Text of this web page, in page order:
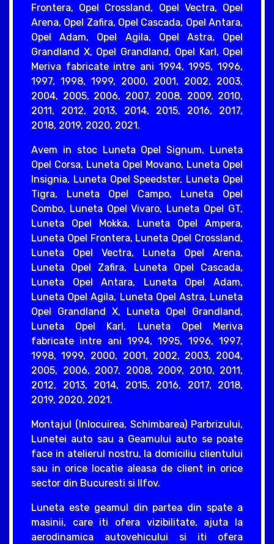
Frontera, Opel Crossland, Opel Vectra, Opel
Arena, Opel Zafira, Opel Cascada, Opel Antara,
Opel Adam, Opel Agila, Opel Astra, Opel
Grandland X, Opel Grandland, Opel Karl, Opel
Meriva fabricate intre ani 1994, 1995, 1996,
1997, 1998, 1999, 2000, 2001, 2002, 2003,
2004, 2005, 2006, 2007, 2008, 2009, 2010,
2011, 2012, 2013, 2014, 2015, 2016, 2017,
2018, 2019, 2020, 2021.
Avem in stoc Luneta Opel Signum, Luneta
Opel Corsa, Luneta Opel Movano, Luneta Opel
Insignia, Luneta Opel Speedster, Luneta Opel
Tigra, Luneta Opel Campo, Luneta Opel
Combo, Luneta Opel Vivaro, Luneta Opel GT,
Luneta Opel Mokka, Luneta Opel Ampera,
Luneta Opel Frontera, Luneta Opel Crossland,
Luneta Opel Vectra, Luneta Opel Arena,
Luneta Opel Zafira, Luneta Opel Cascada,
Luneta Opel Antara, Luneta Opel Adam,
Luneta Opel Agila, Luneta Opel Astra, Luneta
Opel Grandland X, Luneta Opel Grandland,
Luneta Opel Karl, Luneta Opel Meriva
fabricate intre ani 1994, 1995, 1996, 1997,
1998, 1999, 2000, 2001, 2002, 2003, 2004,
2005, 2006, 2007, 2008, 2009, 2010, 2011,
2012, 2013, 2014, 2015, 2016, 2017, 2018,
2019, 2020, 2021.
Montajul (Inlocuirea, Schimbarea) Parbrizului,
Lunetei auto sau a Geamului auto se poate
face in atelierul nostru, la domiciliu clientului
sau in orice locatie aleasa de client in orice
sector din Bucuresti si Ilfov.
Luneta este geamul din partea din spate a
masinii, care iti ofera vizibilitate, ajuta la
aerodinamica autovehicului si iti ofera